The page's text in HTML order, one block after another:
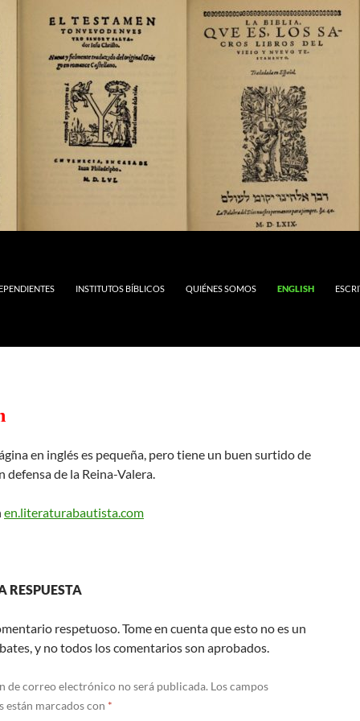
INSTITUTOS BÍBLICOS QUIÉNES SOMOS ENGLISH
en inglés es pequeña, pero tiene un buen surtido de
defensa de la Reina-Valera.
en.literaturabautista.com
RESPUESTA
respetuoso. Tome en cuenta que esto no es un
y no todos los comentarios son aprobados.
de correo electrónico no será publicada. Los campos
están marcados con *